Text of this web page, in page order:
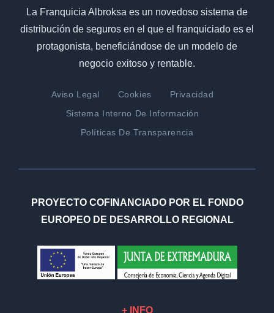
La Franquicia Albroksa es un novedoso sistema de
distribución de seguros en el que el franquiciado es el
protagonista, beneficiándose de un modelo de
negocio exitoso y rentable.
Aviso Legal Cookies
Privacidad
Sistema Interno De Información
Políticas De Transparencia
PROYECTO COFINANCIADO POR EL FONDO
EUROPEO DE DESARROLLO REGIONAL
+ INFO